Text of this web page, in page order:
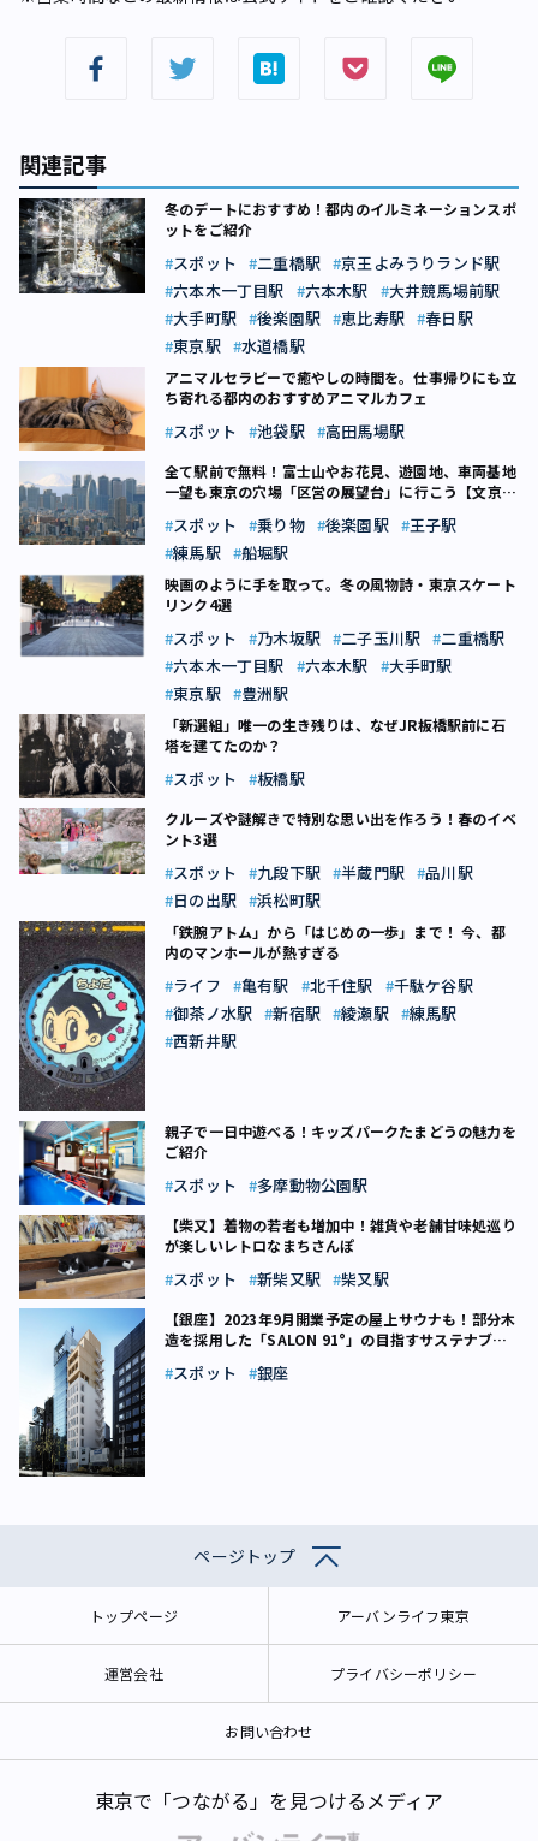
関連記事
冬のデートにおすすめ！都内のイルミネーションスポ
ットをご紹介
スポット 二重橋駅
京王よみうりランド駅
六本木一丁目駅
六本木駅
大井競馬場前駅
大手町駅
後楽園駅 恵比寿駅
春日駅
東京駅
水道橋駅
アニマルセラピーで癒やしの時間を。仕事帰りにも立
ち寄れる都内のおすすめアニマルカフェ
スポット 池袋駅 高田馬場駅
全て駅前で無料！富士山やお花見、遊園地、車両基地
一望も――東京の穴場「区営の展望台」に行こう【文京
スポット 乗り物 後楽園駅
王子駅
練馬駅
船堀駅
映画のように手を取って。冬の風物詩・東京スケート
リンク4選
スポット 乃木坂駅 二子玉川駅
二重橋駅
六本木一丁目駅
六本木駅
大手町駅
東京駅
豊洲駅
「新選組」唯一の生き残りは、なぜJR板橋駅前に石
塔を建てたのか？
スポット 板橋駅
クルーズや謎解きで特別な思い出を作ろう！春のイベ
ント3選
スポット 九段下駅 半蔵門駅
品川駅
日の出駅
浜松町駅
「鉄腕アトム」から「はじめの一歩」まで！ 今、都
内のマンホールが熱すぎる
ライフ 亀有駅 北千住駅
千駄ケ谷駅
御茶ノ水駅
新宿駅 綾瀬駅
練馬駅
西新井駅
親子で一日中遊べる！キッズパークたまどうの魅力を
ご紹介
スポット 多摩動物公園駅
【柴又】着物の若者も増加中！雑貨や老舗甘味処巡り
が楽しいレトロなまちさんぽ
スポット 新柴又駅 柴又駅
【銀座】2023年9月開業予定の屋上サウナも！部分木
造を採用した「SALON 91°」の目指すサステナブル
スポット 銀座
ページトップ
トップページ アーバンライフ東京
運営会社 プライバシーポリシー
お問い合わせ
東京で「つながる」を見つけるメディア